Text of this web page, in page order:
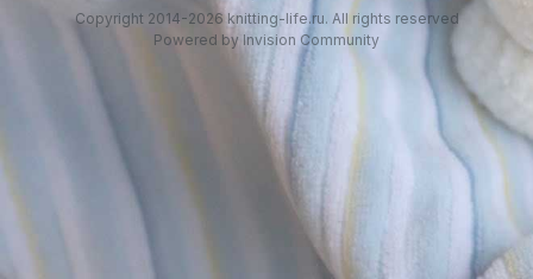
Copyright 2014-2026 knitting-life.ru. All rights reserved
Powered by Invision Community